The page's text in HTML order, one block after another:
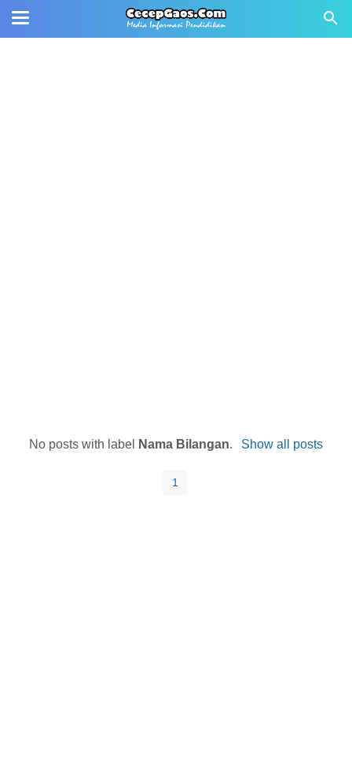
No posts with label Nama Bilangan. Show all posts
1